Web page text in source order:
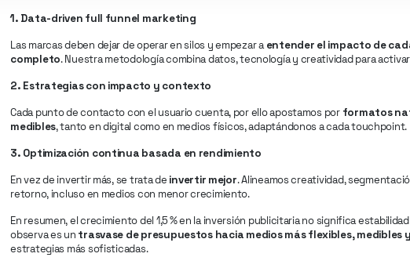
1. Data-driven full funnel marketing
Las marcas deben dejar de operar en silos y empezar aentender el impacto de
completo. Nuestra metodología combina datos, tecnología y creatividad para
2. Estrategias con impacto y contexto
Cada punto de contacto con el usuario cuenta, por ello apostamos por formatos
medibles, tanto en digital como en medios físicos, adaptándonos a cada touchpoint.
3. Optimización continua basada en rendimiento
En vez de invertir más, se trata de invertir mejor. Alineamos creatividad,
retorno, incluso en medios con menor crecimiento.
En resumen, el crecimiento del 1,5 % en la inversión publicitaria no significa
observa es un trasvase de presupuestos hacia medios más flexibles, medibles
estrategias más sofisticadas.